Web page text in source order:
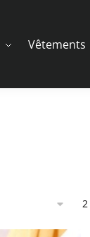
Vêtements